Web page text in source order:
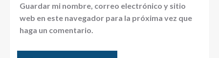
Guardar mi nombre, correo electrónico y sitio
web en este navegador para la próxima vez que
haga un comentario.